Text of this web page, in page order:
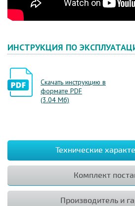
ИНСТРУКЦИЯ ПО
Скачать инструкцию в
формате PDF
(3.04 Мб)
Технические
Комплект
Производитель и